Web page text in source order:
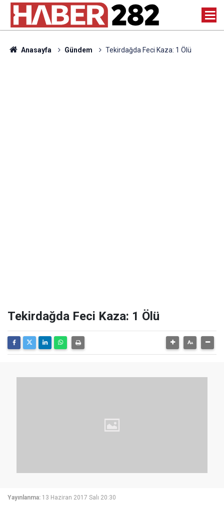
Anasayfa Gündem Tekirdağda Feci Kaza: 1 Ölü
Tekirdağda Feci Kaza: 1 Ölü
Yayınlanma: 13 Haziran 2017 Salı 20:30